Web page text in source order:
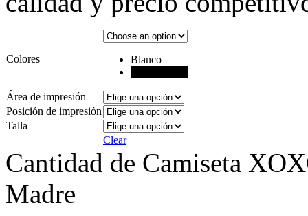
Colores
Blanco
Área de impresión
Posición de impresión
Talla
Clear
Cantidad de Camiseta
Madre